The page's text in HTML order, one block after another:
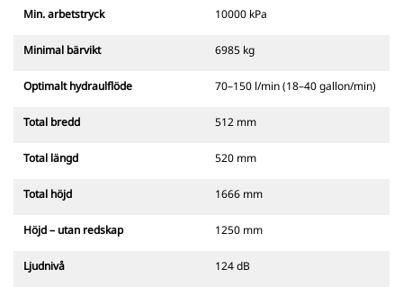
Min. arbetstryck 10000 kPa
Minimal bärvikt 6985 kg
Optimalt hydraulflöde 70–150 l/min (18–40 gallon/min)
Total bredd 512 mm
Total längd 520 mm
Total höjd 1666 mm
Höjd – utan redskap 1250 mm
Ljudnivå 124 dB